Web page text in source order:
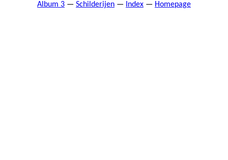
Album 3 — Schilderijen — Index — Homepage